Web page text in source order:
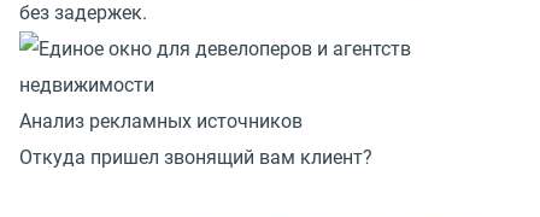
без задержек.
Анализ рекламных источников
Откуда пришел звонящий вам клиент?